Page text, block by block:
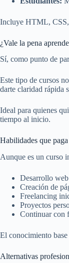
Incluye HTML, CSS,
¿Vale la pena
Sí, como punto de
Este tipo de cursos
darte claridad rápida
Ideal para quienes
tiempo al inicio.
Habilidades que
Aunque es un curso
Desarrollo
Creación de
Freelancing
Proyectos
Continuar con
El conocimiento
Alternativas